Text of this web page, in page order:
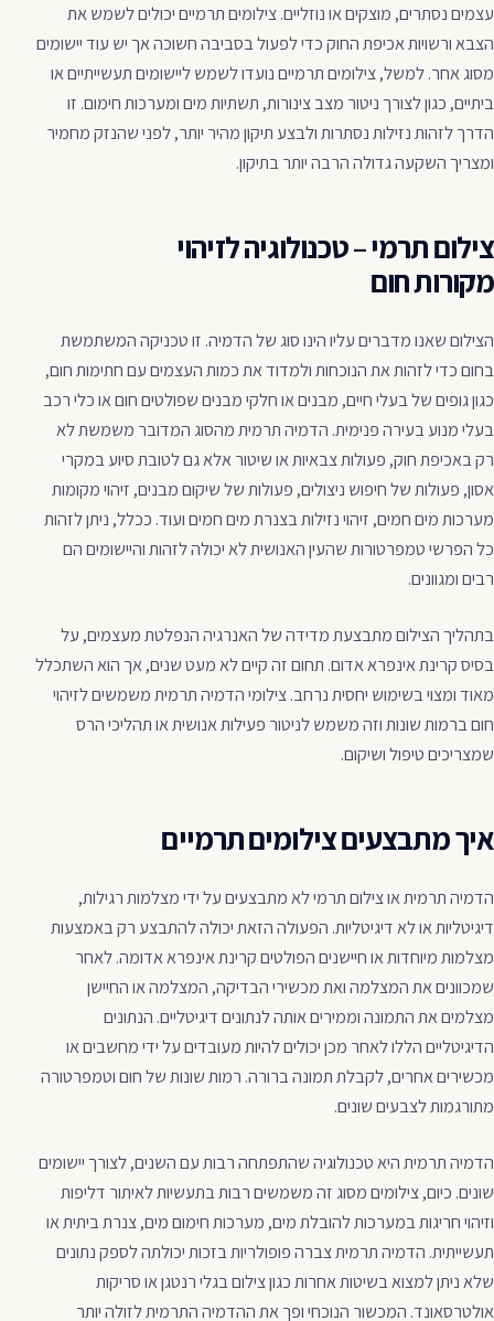
עצמים נסתרים, מוצקים או נוזליים. צילומים תרמיים יכולים לשמש את
הצבא ורשויות אכיפת החוק כדי לפעול בסביבה חשוכה אך יש עוד יישומים
מסוג אחר. למשל, צילומים תרמיים נועדו לשמש ליישומים תעשייתיים או
ביתיים, כגון לצורך ניטור מצב צינורות, תשתיות מים ומערכות חימום. זו
הדרך לזהות נזילות נסתרות ולבצע תיקון מהיר יותר, לפני שהנזק מחמיר
ומצריך השקעה גדולה הרבה יותר בתיקון.
צילום תרמי – טכנולוגיה לזיהוי
מקורות חום
הצילום שאנו מדברים עליו הינו סוג של הדמיה. זו טכניקה המשתמשת
בחום כדי לזהות את הנוכחות ולמדוד את כמות העצמים עם חתימות חום,
כגון גופים של בעלי חיים, מבנים או חלקי מבנים שפולטים חום או כלי רכב
בעלי מנוע בעירה פנימית. הדמיה תרמית מהסוג המדובר משמשת לא
רק באכיפת חוק, פעולות צבאיות או שיטור אלא גם לטובת סיוע במקרי
אסון, פעולות של חיפוש ניצולים, פעולות של שיקום מבנים, זיהוי מקומות
מערכות מים חמים, זיהוי נזילות בצנרת מים חמים ועוד. ככלל, ניתן לזהות
כל הפרשי טמפרטורות שהעין האנושית לא יכולה לזהות והיישומים הם
רבים ומגוונים.
בתהליך הצילום מתבצעת מדידה של האנרגיה הנפלטת מעצמים, על
בסיס קרינת אינפרא אדום. תחום זה קיים לא מעט שנים, אך הוא השתכלל
מאוד ומצוי בשימוש יחסית נרחב. צילומי הדמיה תרמית משמשים לזיהוי
חום ברמות שונות וזה משמש לניטור פעילות אנושית או תהליכי הרס
שמצריכים טיפול ושיקום.
איך מתבצעים צילומים תרמיים
הדמיה תרמית או צילום תרמי לא מתבצעים על ידי מצלמות רגילות,
דיגיטליות או לא דיגיטליות. הפעולה הזאת יכולה להתבצע רק באמצעות
מצלמות מיוחדות או חיישנים הפולטים קרינת אינפרא אדומה. לאחר
שמכוונים את המצלמה ואת מכשירי הבדיקה, המצלמה או החיישן
מצלמים את התמונה וממירים אותה לנתונים דיגיטליים. הנתונים
הדיגיטליים הללו לאחר מכן יכולים להיות מעובדים על ידי מחשבים או
מכשירים אחרים, לקבלת תמונה ברורה. רמות שונות של חום וטמפרטורה
מתורגמות לצבעים שונים.
הדמיה תרמית היא טכנולוגיה שהתפתחה רבות עם השנים, לצורך יישומים
שונים. כיום, צילומים מסוג זה משמשים רבות בתעשיות לאיתור דליפות
וזיהוי חריגות במערכות להובלת מים, מערכות חימום מים, צנרת ביתית או
תעשייתית. הדמיה תרמית צברה פופולריות בזכות יכולתה לספק נתונים
שלא ניתן למצוא בשיטות אחרות כגון צילום בגלי רנטגן או סריקות
אולטרסאונד. המכשור הנוכחי ופך את ההדמיה התרמית לזולה יותר